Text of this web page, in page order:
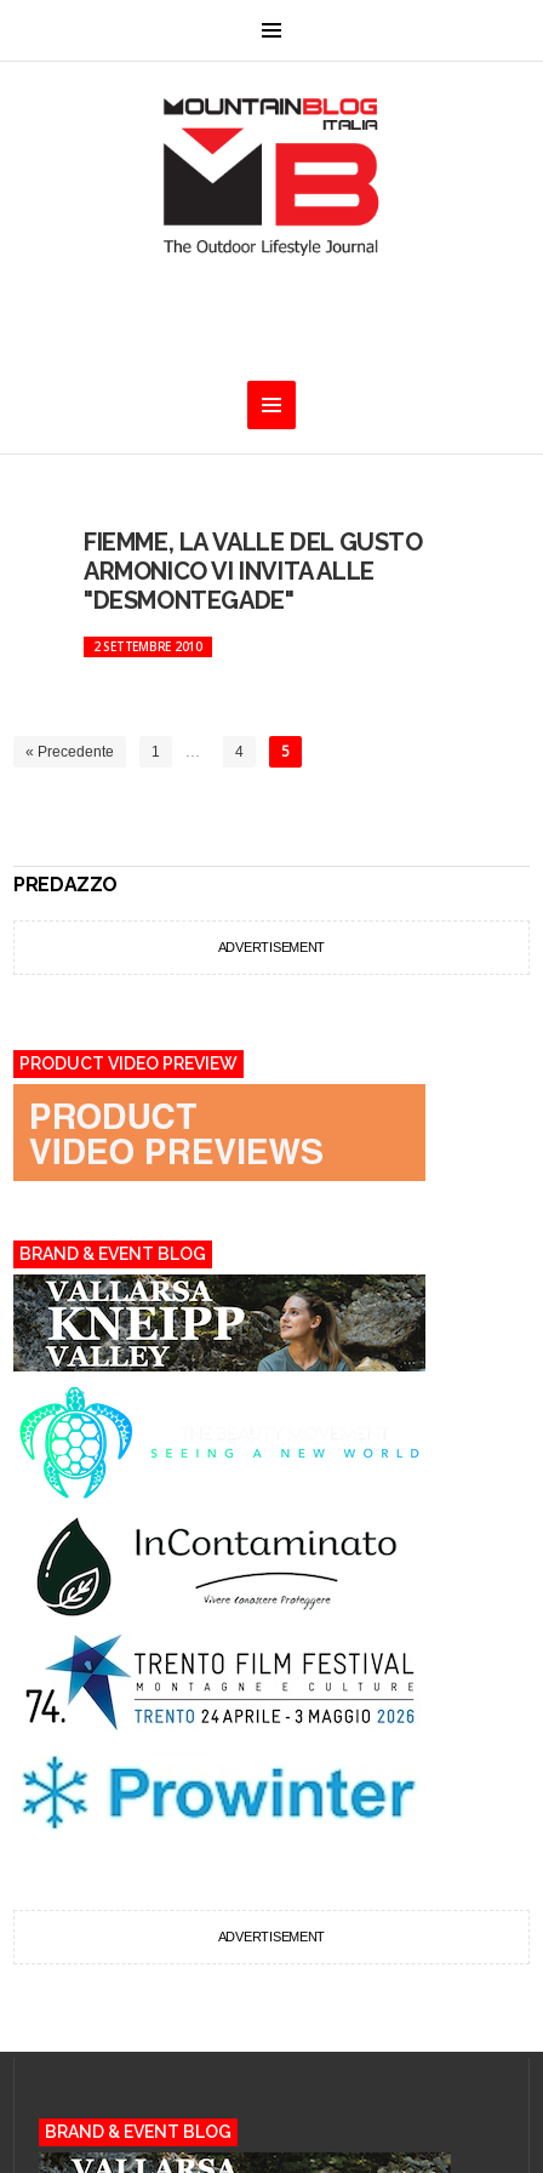
FIEMME, LA VALLE DEL GUSTO
ARMONICO VI INVITA ALLE
"DESMONTEGADE"
2 SETTEMBRE 2010
« Precedente 1 … 4 5
PREDAZZO
ADVERTISEMENT
PRODUCT VIDEO PREVIEW
BRAND & EVENT BLOG
ADVERTISEMENT
BRAND & EVENT BLOG